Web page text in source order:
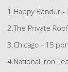
1.Happy Bandur
2.The Private
3.Chicago - 15
4.National Iron